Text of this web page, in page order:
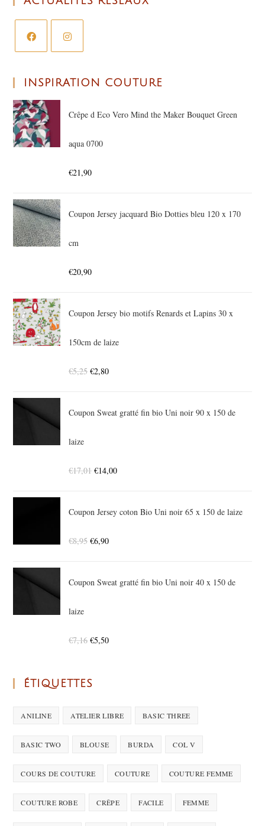
INSPIRATION COUTURE
Crêpe d Eco Vero Mind the Maker Bouquet Green
aqua 0700
€21,90
Coupon Jersey jacquard Bio Dotties bleu 120 x 170
cm
€20,90
Coupon Jersey bio motifs Renards et Lapins 30 x
150cm de laize
€5,25 €2,80
Coupon Sweat gratté fin bio Uni noir 90 x 150 de
laize
€17,01 €14,00
Coupon Jersey coton Bio Uni noir 65 x 150 de laize
€8,95 €6,90
Coupon Sweat gratté fin bio Uni noir 40 x 150 de
laize
€7,16 €5,50
ÉTIQUETTES
ANILINE ATELIER LIBRE BASIC THREE
BASIC TWO BLOUSE BURDA COL V
COURS DE COUTURE COUTURE COUTURE FEMME
COUTURE ROBE CRÊPE FACILE FEMME